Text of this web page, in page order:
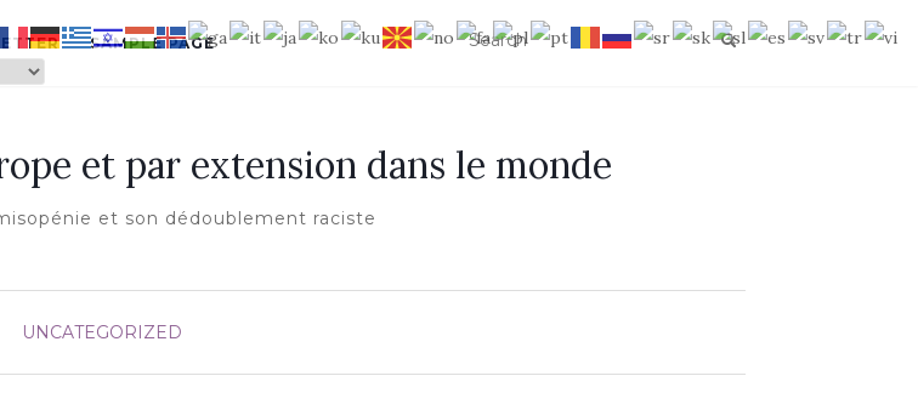
SAMPLE PAGE
et par extension dans le monde
et son dédoublement raciste
UNCATEGORIZED